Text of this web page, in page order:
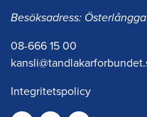
Besöksadress:
08-666 15 00
Integritetspolicy